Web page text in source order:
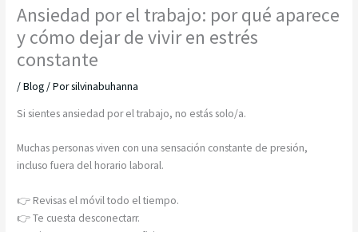
Ansiedad por el trabajo: por qué aparece
y cómo dejar de vivir en estrés
constante
/Blog/ Porsilvinabuhanna
Si sientes ansiedad por el trabajo, no estás solo/a.
Muchas personas viven con una sensación constante de presión,
incluso fuera del horario laboral.
👉 Revisas el móvil todo el tiempo.
👉 Te cuesta desconectarr.